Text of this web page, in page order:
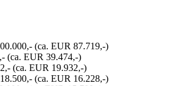
(ca. EUR 87.719,-)
(ca. EUR 39.474,-)
(ca. EUR 19.932,-)
(ca. EUR 16.228,-)